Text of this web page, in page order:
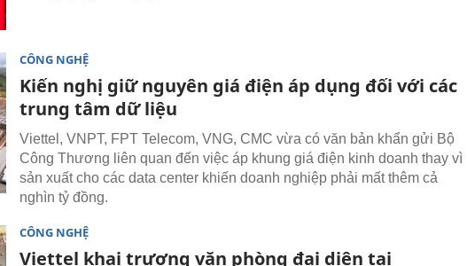
CÔNG NGHỆ
Kiến nghị giữ nguyên giá điện áp dụng đối với các
trung tâm dữ liệu
Viettel, VNPT, FPT Telecom, VNG, CMC vừa có văn bản khẩn gửi Bộ
Công Thương liên quan đến việc áp khung giá điện kinh doanh thay vì
sản xuất cho các data center khiến doanh nghiệp phải mất thêm cả
nghìn tỷ đồng.
CÔNG NGHỆ
Viettel khai trương văn phòng đại diện tại